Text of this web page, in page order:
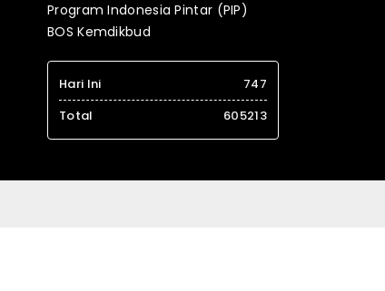
Program Indonesia Pintar (PIP)
BOS Kemdikbud
Hari Ini
747
Total
605213